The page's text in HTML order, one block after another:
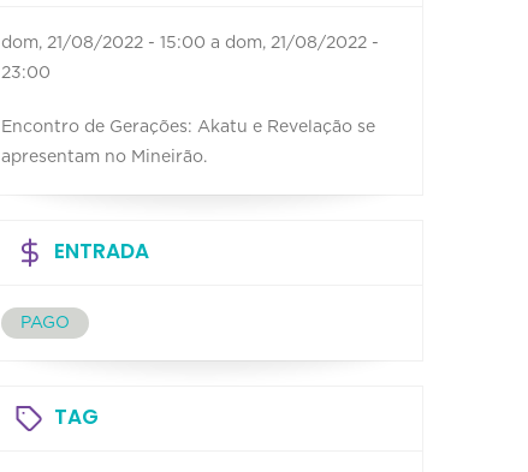
dom, 21/08/2022 - 15:00 a dom, 21/08/2022 -
23:00
Encontro de Gerações: Akatu e Revelação se
apresentam no Mineirão.
ENTRADA
PAGO
TAG